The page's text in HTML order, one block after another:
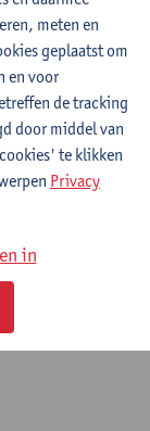
meten en
geplaatst om
en voor
de tracking
door middel van
te klikken
Privacy
in